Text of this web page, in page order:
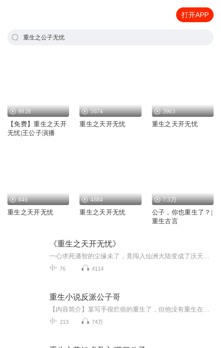
打开APP
重生之公子无忧
9928
【免费】重生之天开
无忧|王公子演播
5674
重生之天开无忧
3963
重生之天开无忧
846
重生之天开无忧
4884
重生之天开无忧
7.3万
公子，你也重生了？|
重生古言
《重生之天开无忧》
76 4114
重生小说反派公子哥
213 74万